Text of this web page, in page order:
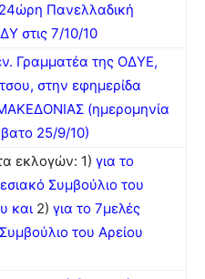
Πανελλαδική
στις 7/10/10
Γραμματέα της ΟΔΥΕ,
στην εφημερίδα
(ημερομηνία
25/9/10)
εκλογών: 1) για το
Συμβούλιο του
και 2) για το 7μελές
του Αρείου